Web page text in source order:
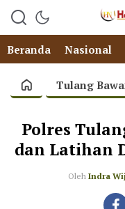
Beranda Nasional
Tulang
Polres
dan Latihan
Oleh Indra